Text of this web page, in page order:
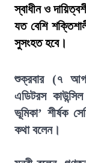
স্বাধীন ও
যত বেশি
সুসংহত হবে।
শুক্রবার (৭
এডিটরস
ভূমিকা’ শীর্ষক
কথা বলেন।